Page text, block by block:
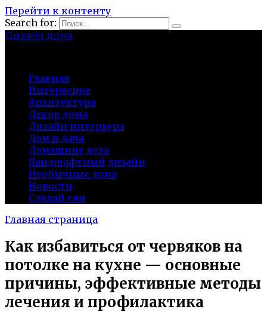
Перейти к контенту
Search for:
Дизайн дома
Главная
Интересное
Архитектура
Декор дома
Дизайн интерьера
Дом и дача
Домашние дела
Ландшафтный дизайн
Необычные дома
Новости
Сделай сам
Главная страница
Как избавиться от червяков на
потолке на кухне — основные
причины, эффективные методы
лечения и профилактика